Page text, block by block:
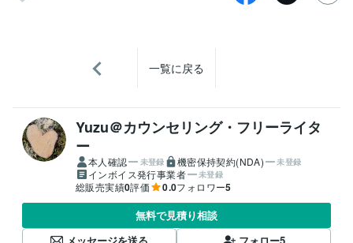
一覧に戻る
Yuzu＠カウンセリング・フリーライタ
ー
本人確認 未登録 機密保持契約(NDA) 未登録
インボイス発行事業者 未登録
総販売実績0評価 0.0フォロワー5
無料で見積り相談